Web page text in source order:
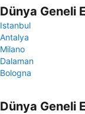
Dünya Geneli
Istanbul
Antalya
Milano
Dalaman
Bologna
Dünya Geneli